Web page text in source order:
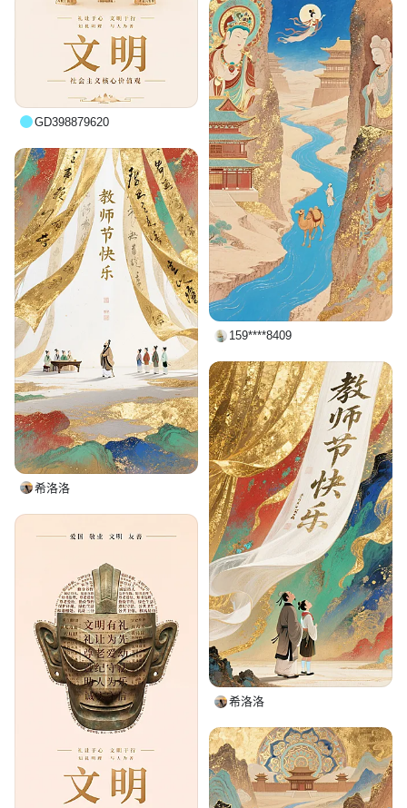
GD398879620
159****8409
希洛洛
希洛洛